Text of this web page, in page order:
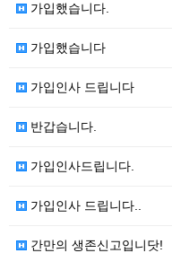
가입했습니다.
가입했습니다
가입인사 드립니다
반갑습니다.
가입인사드립니다.
가입인사 드립니다..
간만의 생존신고입니닷!